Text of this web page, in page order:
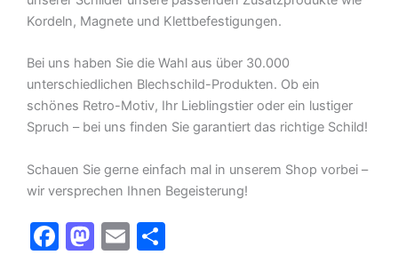
Kordeln, Magnete und Klettbefestigungen.
Bei uns haben Sie die Wahl aus über 30.000
unterschiedlichen Blechschild-Produkten. Ob ein
schönes Retro-Motiv, Ihr Lieblingstier oder ein lustiger
Spruch – bei uns finden Sie garantiert das richtige Schild!
Schauen Sie gerne einfach mal in unserem Shop vorbei –
wir versprechen Ihnen Begeisterung!
F
M E